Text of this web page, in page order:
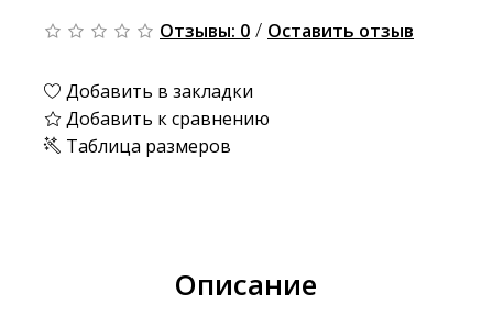
Отзывы: 0 / Оставить отзыв
Добавить в закладки
Добавить к сравнению
Таблица размеров
Описание